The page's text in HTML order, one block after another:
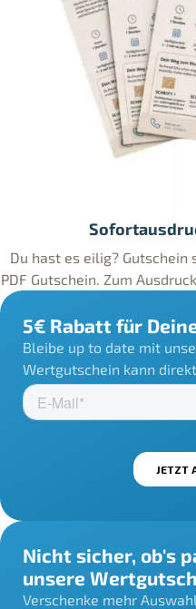
Du hast es eilig?
PDF Gutschein. Zum
5€ Rabatt für
Bleibe up to date mit
Wertgutschein kann
Nicht sicher, ob's
unsere
Verschenke mehr